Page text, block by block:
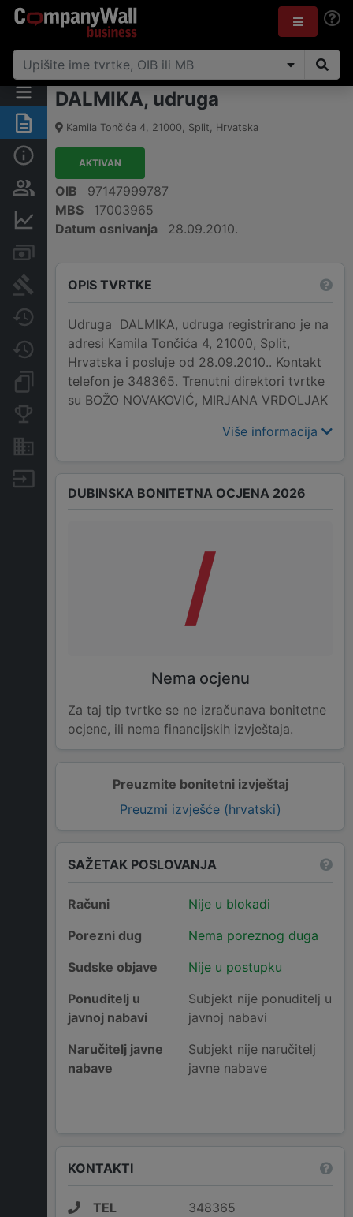
Sažetak
Osobe i vlasništvo
Sudske objave
Javne nabavke
Promjene
Dokumenti i objave
Izvoz
DALMIKA, udruga
Kamila Tončića 4, 21000, Split, Hrvatska
AKTIVAN
OIB
97147999787
MBS
17003965
Datum osnivanja
28.09.2010.
OPIS TVRTKE
Udruga DALMIKA, udruga registrirano je na
adresi Kamila Tončića 4, 21000, Split,
Hrvatska i posluje od 28.09.2010.. Kontakt
telefon je 348365. Trenutni direktori tvrtke
su BOŽO NOVAKOVIĆ, MIRJANA VRDOLJAK
Više informacija
Preuzmite bonitetni izvještaj
Preuzmi izvješće (hrvatski)
DUBINSKA BONITETNA OCJENA 2026
/
Nema ocjenu
Za taj tip tvrtke se ne izračunava bonitetne
ocjene, ili nema financijskih izvještaja.
SAŽETAK POSLOVANJA
Računi
Nije u blokadi
Porezni dug
Nema poreznog duga
Sudske objave
Nije u postupku
Ponuditelj u
javnoj nabavi
Subjekt nije ponuditelj u
javnoj nabavi
Naručitelj javne
nabave
Subjekt nije naručitelj
javne nabave
KONTAKTI
TEL
348365